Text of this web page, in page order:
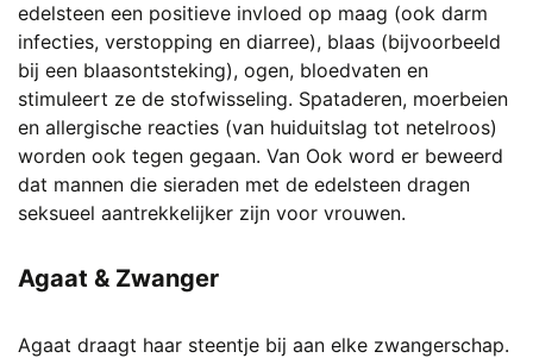
edelsteen een positieve invloed op maag (ook darm
infecties, verstopping en diarree), blaas (bijvoorbeeld
bij een blaasontsteking), ogen, bloedvaten en
stimuleert ze de stofwisseling. Spataderen, moerbeien
en allergische reacties (van huiduitslag tot netelroos)
worden ook tegen gegaan. Van Ook word er beweerd
dat mannen die sieraden met de edelsteen dragen
seksueel aantrekkelijker zijn voor vrouwen.
Agaat & Zwanger
Agaat draagt haar steentje bij aan elke zwangerschap.